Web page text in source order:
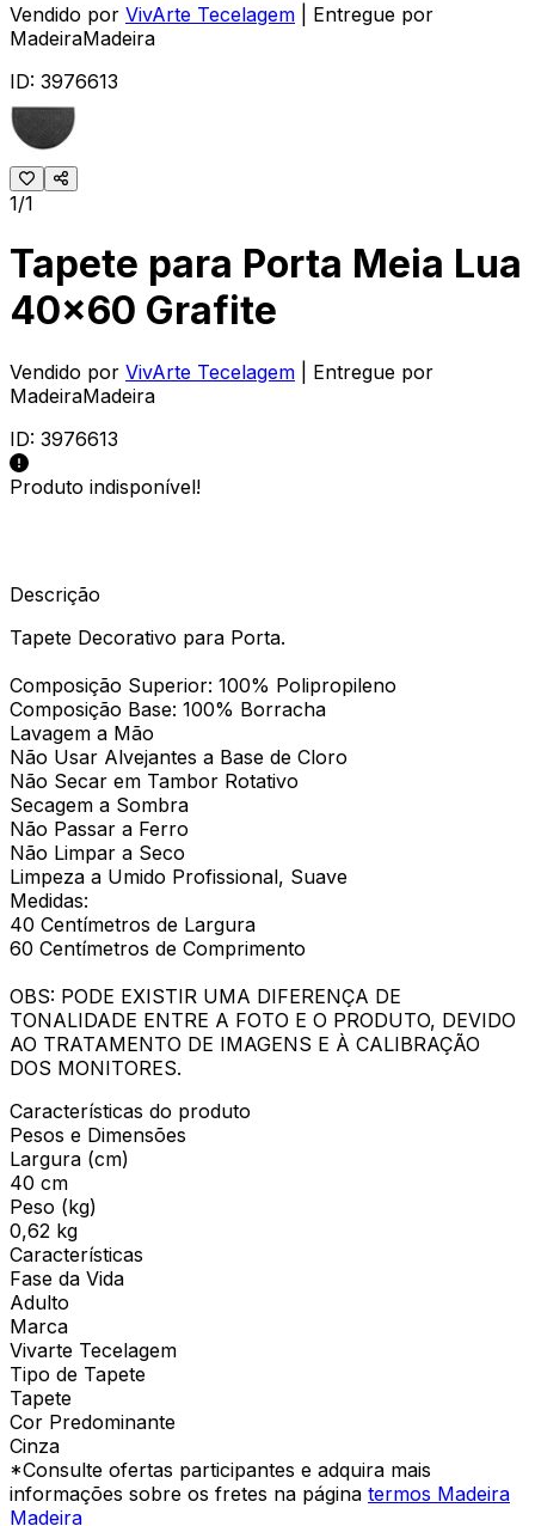
Vendido por VivArte Tecelagem
| Entregue por
MadeiraMadeira
ID: 3976613
1/1
Tapete para Porta Meia Lua
40x60 Grafite
Vendido por VivArte Tecelagem
| Entregue por
MadeiraMadeira
ID: 3976613
Produto indisponível!
Descrição
Tapete Decorativo para Porta.
Composição Superior: 100% Polipropileno
Composição Base: 100% Borracha
Lavagem a Mão
Não Usar Alvejantes a Base de Cloro
Não Secar em Tambor Rotativo
Secagem a Sombra
Não Passar a Ferro
Não Limpar a Seco
Limpeza a Umido Profissional, Suave
Medidas:
40 Centímetros de Largura
60 Centímetros de Comprimento
OBS: PODE EXISTIR UMA DIFERENÇA DE
TONALIDADE ENTRE A FOTO E O PRODUTO, DEVIDO
AO TRATAMENTO DE IMAGENS E À CALIBRAÇÃO
DOS MONITORES.
Características do produto
Pesos e Dimensões
Largura (cm)
40 cm
Peso (kg)
0,62 kg
Características
Fase da Vida
Adulto
Marca
Vivarte Tecelagem
Tipo de Tapete
Tapete
Cor Predominante
Cinza
*Consulte ofertas participantes e adquira mais
informações sobre os fretes na página termos Madeira
Madeira